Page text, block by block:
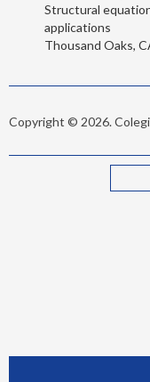
Structural
applications
Thousand Oaks,
Copyright © 2026.